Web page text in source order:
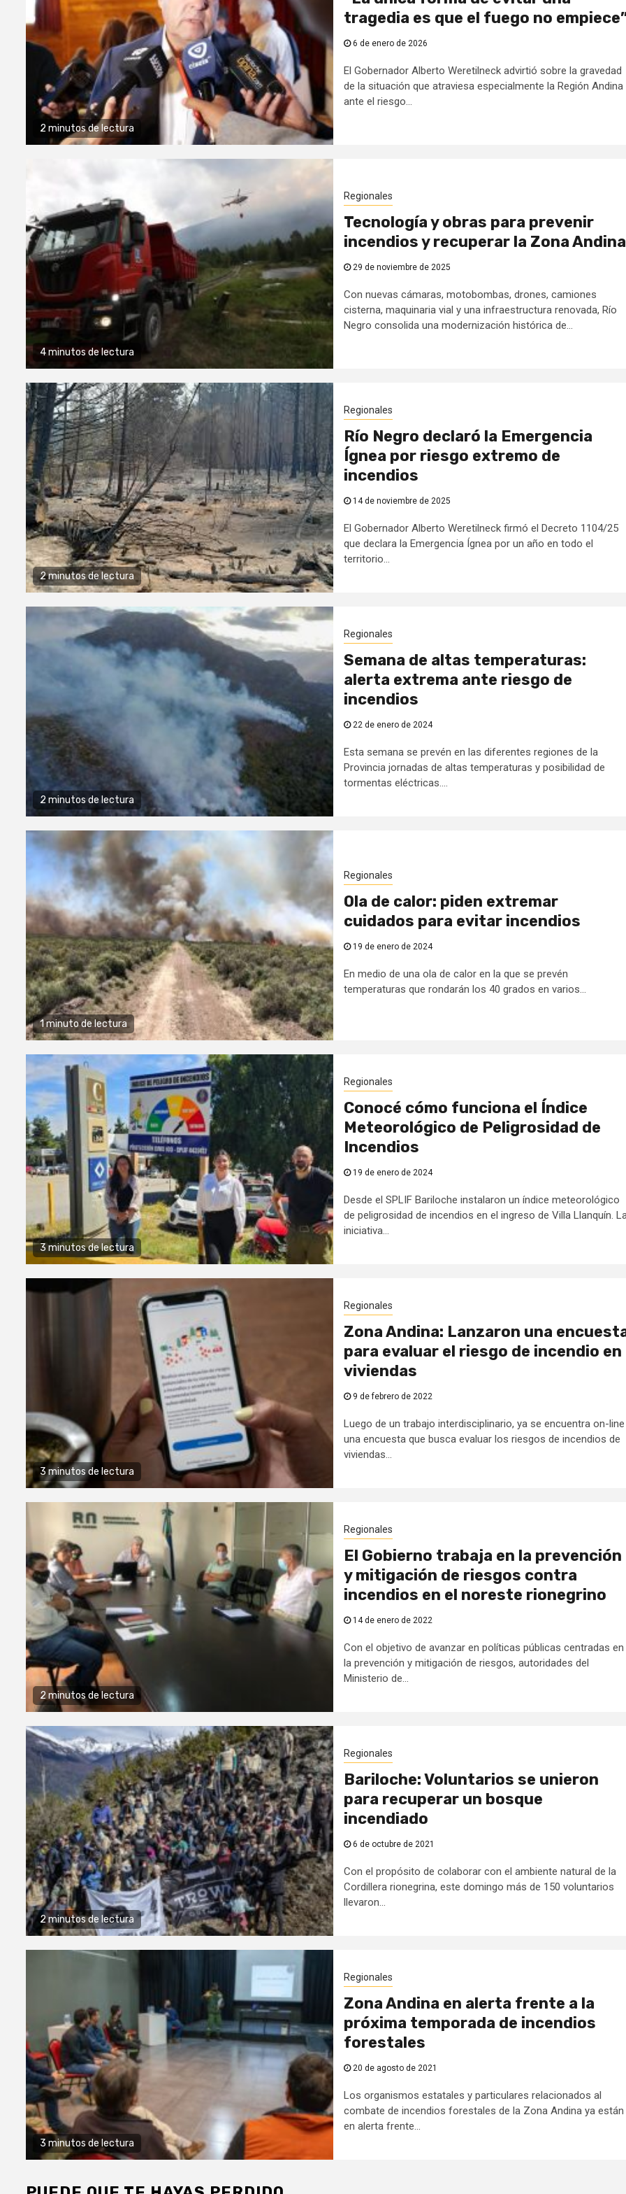
2 minutos de lectura
tragedia es que el fuego no
6 de enero de 2026
El Gobernador Alberto Weretilneck advirtió sobre la gravedad
de la situación que atraviesa especialmente la Región Andina
ante el riesgo...
4 minutos de lectura
Regionales
Tecnología y obras para prevenir
incendios y recuperar la Zona Andina
29 de noviembre de 2025
Con nuevas cámaras, motobombas, drones, camiones
cisterna, maquinaria vial y una infraestructura renovada, Río
Negro consolida una modernización histórica de...
2 minutos de lectura
Regionales
Río Negro declaró la Emergencia
Ígnea por riesgo extremo de
incendios
14 de noviembre de 2025
El Gobernador Alberto Weretilneck firmó el Decreto 1104/25
que declara la Emergencia Ígnea por un año en todo el
territorio...
2 minutos de lectura
Regionales
Semana de altas temperaturas:
alerta extrema ante riesgo de
incendios
22 de enero de 2024
Esta semana se prevén en las diferentes regiones de la
Provincia jornadas de altas temperaturas y posibilidad de
tormentas eléctricas....
1 minuto de lectura
Regionales
Ola de calor: piden extremar
cuidados para evitar incendios
19 de enero de 2024
En medio de una ola de calor en la que se prevén
temperaturas que rondarán los 40 grados en varios...
3 minutos de lectura
Regionales
Conocé cómo funciona el Índice
Meteorológico de Peligrosidad de
Incendios
19 de enero de 2024
Desde el SPLIF Bariloche instalaron un índice meteorológico
de peligrosidad de incendios en el ingreso de Villa Llanquín.
iniciativa...
3 minutos de lectura
Regionales
Zona Andina: Lanzaron una
para evaluar el riesgo de incendio en
viviendas
9 de febrero de 2022
Luego de un trabajo interdisciplinario, ya se encuentra on-line
una encuesta que busca evaluar los riesgos de incendios de
viviendas...
2 minutos de lectura
Regionales
El Gobierno trabaja en la prevención
y mitigación de riesgos contra
incendios en el noreste rionegrino
14 de enero de 2022
Con el objetivo de avanzar en políticas públicas centradas en
la prevención y mitigación de riesgos, autoridades del
Ministerio de...
2 minutos de lectura
Regionales
Bariloche: Voluntarios se unieron
para recuperar un bosque
incendiado
6 de octubre de 2021
Con el propósito de colaborar con el ambiente natural de la
Cordillera rionegrina, este domingo más de 150 voluntarios
llevaron...
3 minutos de lectura
Regionales
Zona Andina en alerta frente a la
próxima temporada de incendios
forestales
20 de agosto de 2021
Los organismos estatales y particulares relacionados al
combate de incendios forestales de la Zona Andina ya están
en alerta frente...